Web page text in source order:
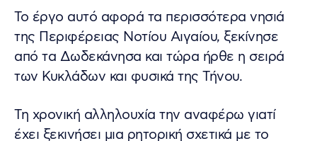
Το έργο αυτό αφορά τα περισσότερα νησιά
της Περιφέρειας Νοτίου Αιγαίου, ξεκίνησε
από τα Δωδεκάνησα και τώρα ήρθε η σειρά
των Κυκλάδων και φυσικά της Τήνου.
Τη χρονική αλληλουχία την αναφέρω γιατί
έχει ξεκινήσει μια ρητορική σχετικά με το